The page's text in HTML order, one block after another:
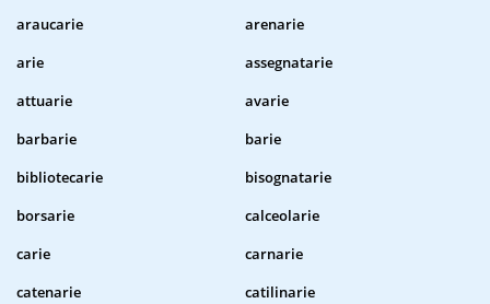
araucarie
arenarie
arie
assegnatarie
attuarie
avarie
barbarie
barie
bibliotecarie
bisognatarie
borsarie
calceolarie
carie
carnarie
catenarie
catilinarie